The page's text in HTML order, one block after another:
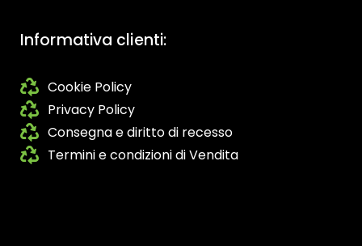
Informativa clienti:
Cookie Policy
Privacy Policy
Consegna e diritto di recesso
Termini e condizioni di Vendita